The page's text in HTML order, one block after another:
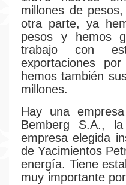
millones de
otra parte, ya
pesos y hemos
trabajo con
exportaciones
hemos también
millones.
Hay una
Bemberg S.A.,
empresa elegida
de Yacimientos
energía. Tiene
muy importante